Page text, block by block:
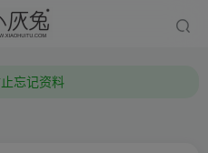
忘记资料
忘记资料